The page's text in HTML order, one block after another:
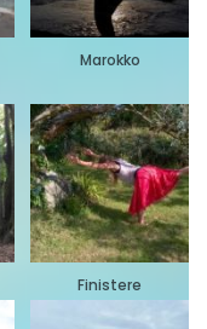
Marokko
Finistere